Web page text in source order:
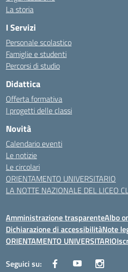
La storia
I Servizi
Personale scolastico
Famiglie e studenti
Percorsi di studio
Didattica
Offerta formativa
I progetti delle classi
Novità
Calendario eventi
Le notizie
Le circolari
ORIENTAMENTO UNIVERSITARIO
LA NOTTE NAZIONALE DEL LICEO
Amministrazione trasparenteAlbo
Dichiarazione di accessibilitàNote
ORIENTAMENTO UNIVERSITARIO
Seguici su: